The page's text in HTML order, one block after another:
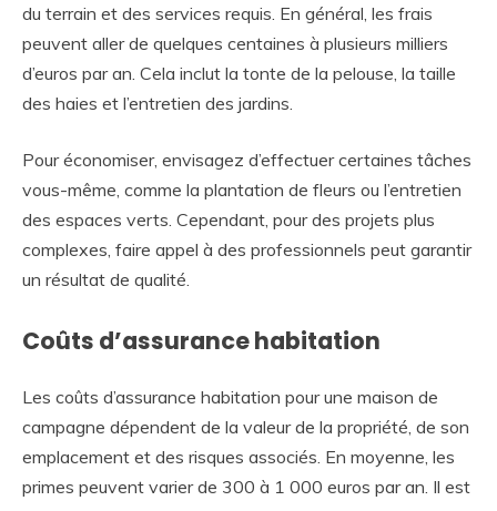
du terrain et des services requis. En général, les frais
peuvent aller de quelques centaines à plusieurs milliers
d’euros par an. Cela inclut la tonte de la pelouse, la taille
des haies et l’entretien des jardins.
Pour économiser, envisagez d’effectuer certaines tâches
vous-même, comme la plantation de fleurs ou l’entretien
des espaces verts. Cependant, pour des projets plus
complexes, faire appel à des professionnels peut garantir
un résultat de qualité.
Coûts d’assurance habitation
Les coûts d’assurance habitation pour une maison de
campagne dépendent de la valeur de la propriété, de son
emplacement et des risques associés. En moyenne, les
primes peuvent varier de 300 à 1 000 euros par an. Il est